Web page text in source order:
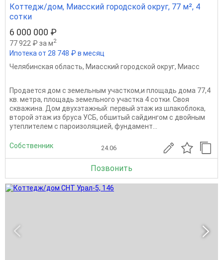
Коттедж/дом, Миасский городской округ, 77 м², 4
сотки
6 000 000 ₽
77 922 ₽ за м2
Ипотека от 28 748 ₽ в месяц
Челябинская область, Миасский городской округ, Миасс
Продается дом с земельным участком,и площадь дома 77,4
кв. метра, площадь земельного участка 4 сотки. Своя
скважина. Дом двухэтажный: первый этаж из шлакоблока,
второй этаж из бруса УСБ, обшитый сайдингом с двойным
утеплителем с пароизоляцией, фундамент...
Собственник 24.06
Позвонить